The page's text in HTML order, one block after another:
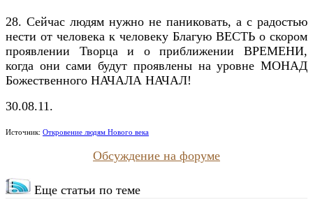
28. Сейчас людям нужно не паниковать, а с радостью
нести от человека к человеку Благую ВЕСТЬ о скором
проявлении Творца и о приближении ВРЕМЕНИ,
когда они сами будут проявлены на уровне МОНАД
Божественного НАЧАЛА НАЧАЛ!
30.08.11.
Источник: Откровение людям Нового века
Обсуждение на форуме
Еще статьи по теме